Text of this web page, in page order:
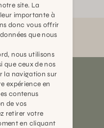
site. La
importante à
donc vous offrir
que nous
nous utilisons
que ceux de nos
la navigation sur
expérience en
contenus
de vos
retirer votre
en cliquant